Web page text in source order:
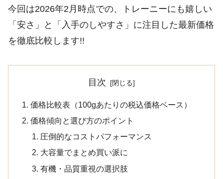
今回は2026年2月時点での、トレーニーにも嬉しい
「安さ」と「入手のしやすさ」に注目した最新価格
を徹底比較します!!
目次
価格比較表（100gあたりの税込価格ベース）
価格傾向と選び方のポイント
圧倒的なコストパフォーマンス
大容量でまとめ買い派に
有機・品質重視の選択肢